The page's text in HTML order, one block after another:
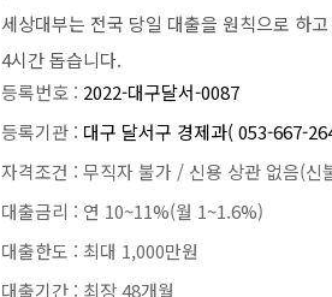
세상대부는 전국 당일 대출을 원칙으로 하
4시간 돕습니다.
등록번호 : 2022-대구달서-0087
등록기관 : 대구 달서구 경제과( 053-667-
자격조건 : 무직자 불가 / 신용 상관 없음(신
대출금리 : 연 10~11%(월 1~1.6%)
대출한도 : 최대 1,000만원
대출기간 : 최장 48개월